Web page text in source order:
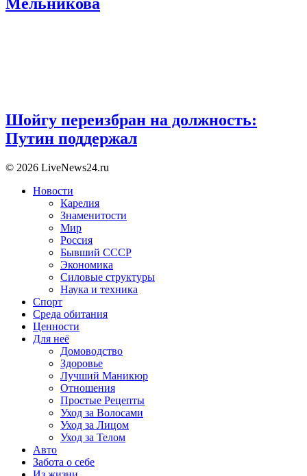
Шойгу переизбран на должность:
Путин поддержал
© 2026 LiveNews24.ru
Новости
Карелия
Знаменитости
Мир
Россия
Бывший СССР
Экономика
Силовые структуры
Наука и техника
Спорт
Среда обитания
Ценности
Для неё
Домоводство
Здоровье
Лучший Маникюр
Отношения
Простые Рецепты
Уход за Волосами
Уход за Лицом
Уход за Телом
Авто
Забота о себе